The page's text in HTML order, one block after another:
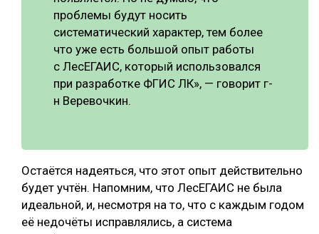
проблемы будут носить
систематический характер, тем более
что уже есть большой опыт работы
с ЛесЕГАИС, который использовался
при разработке ФГИС ЛК», — говорит г-
н Веревочкин.
Остаётся надеяться, что этот опыт действительно
будет учтён. Напомним, что ЛесЕГАИС не была
идеальной, и, несмотря на то, что с каждым годом
её недочёты исправлялись, а система